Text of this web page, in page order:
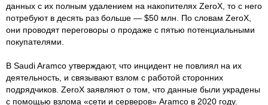
данных с их полным удалением на накопителях ZeroX, то с него
потребуют в десять раз больше — $50 млн. По словам ZeroX,
они проводят переговоры о продаже с пятью потенциальными
покупателями.
В Saudi Aramco утверждают, что инцидент не повлиял на их
деятельность, и связывают взлом с работой сторонних
подрядчиков. ZeroX заявляют о том, что данные были украдены
с помощью взлома «сети и серверов» Aramco в 2020 году.